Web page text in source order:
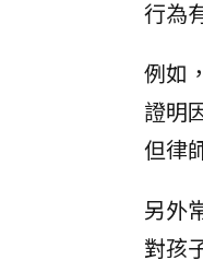
行為
例如
證明
但律
另外
對孩